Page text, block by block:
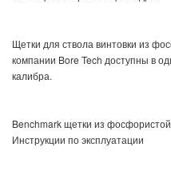
Щетки для ствола винтовки из
компании Bore Tech доступны в
калибра.
Benchmark щетки из
Инструкции по эксплуатации